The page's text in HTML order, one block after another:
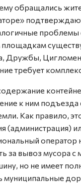
обращались
Дружбы,
требует
к ним подъезда
Как правило,
(администрация)
оператор
за вывоз мусора с
но не имеет
муниципальные